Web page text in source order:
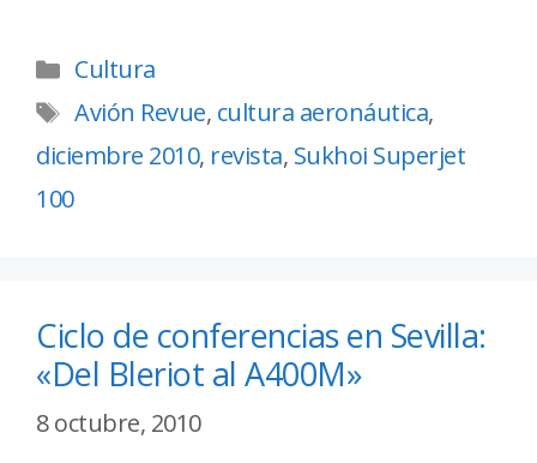
Cultura
Avión Revue, cultura aeronáutica,
diciembre 2010, revista, Sukhoi Superjet
100
Ciclo de conferencias en Sevilla:
«Del Bleriot al A400M»
8 octubre, 2010